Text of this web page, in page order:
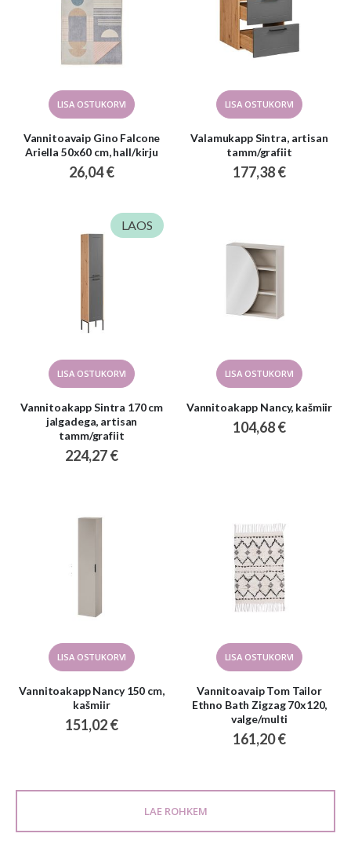
LISA OSTUKORVI
Vannitoavaip Gino Falcone
Ariella 50x60 cm, hall/kirju
26,04 €
LISA OSTUKORVI
Valamukapp Sintra, artisan
tamm/grafiit
177,38 €
LAOS
LISA OSTUKORVI
Vannitoakapp Sintra 170 cm
jalgadega, artisan
tamm/grafiit
224,27 €
LISA OSTUKORVI
Vannitoakapp Nancy, kašmiir
104,68 €
LISA OSTUKORVI
Vannitoakapp Nancy 150 cm,
kašmiir
151,02 €
LISA OSTUKORVI
Vannitoavaip Tom Tailor
Ethno Bath Zigzag 70x120,
valge/multi
161,20 €
LAE ROHKEM